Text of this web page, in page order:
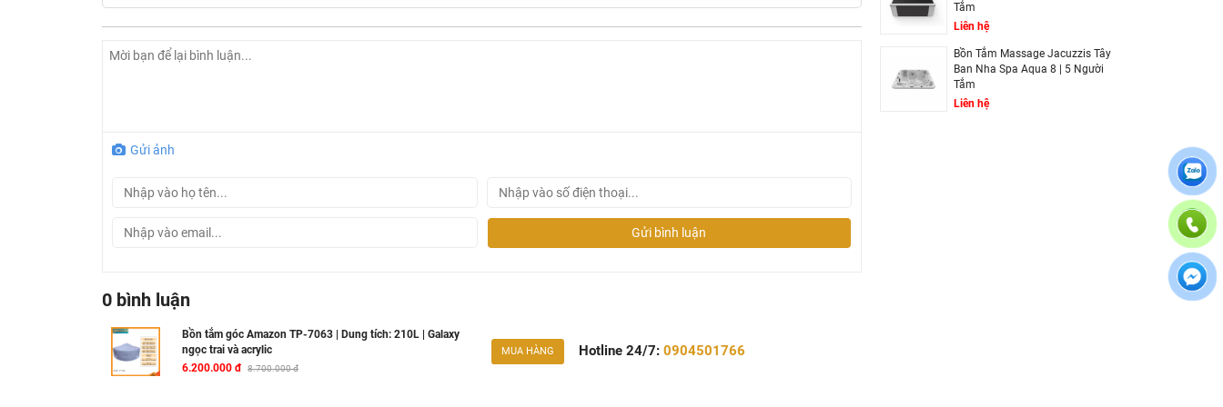
nhiệt tuyệt vời, giúp làn nước ấm áp được duy trì lâu hơn, và việc vệ sinh cũng trở nên vô cùng đơn giản.
Bảng màu đa dạng, phong cách: Các tùy chọn màu Trắng tinh khôi, Kem ấm áp, Đen huyền bí, hay Cốm dịu mát
Đẳng cấp và uy tín từ thương hiệu AMAZON: Cam kết về chất lượng vượt trội, độ bền ấn tượng và dịch vụ hậu mãi
chu đáo, mang đến sự an tâm tuyệt đối khi lựa chọn.
Gửi ảnh
Gửi bình luận
0 bình luận
Bồn tắm góc Amazon TP-7063 | Dung tích: 210L | Galaxy
ngọc trai và acrylic
6.200.000 đ
8.700.000 đ
MUA HÀNG Hotline 24/7:0904501766
Tắm
Liên hệ
Bồn Tắm Massage Jacuzzis Tây
Ban Nha Spa Aqua 8 | 5 Người
Tắm
Liên hệ